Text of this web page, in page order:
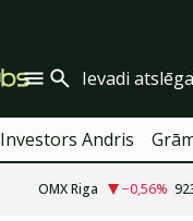
Investors Andris
OMX Riga −0,56%